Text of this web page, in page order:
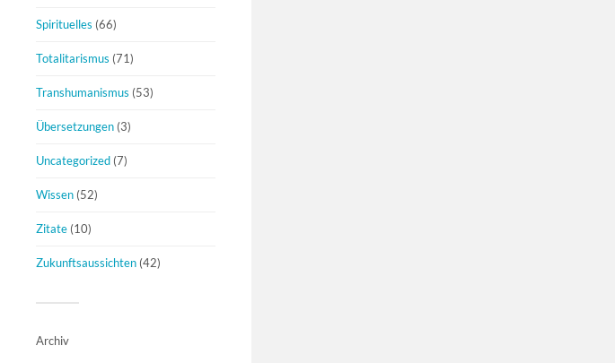
Spirituelles (66)
Totalitarismus (71)
Transhumanismus (53)
Übersetzungen (3)
Uncategorized (7)
Wissen (52)
Zitate (10)
Zukunftsaussichten (42)
Archiv